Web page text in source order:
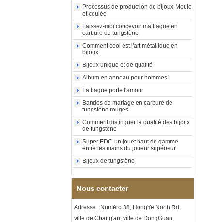
d'opale bleue écrasée avec
bande de malachite
synthétique, alliance pour
hommes, gravure laser
intérieure personnalisée,
approvisionnement en vrac
OEM ODM, vente en gros
d'usin
Bague en carbure de
tungstène avec chevalière
carrée polie noire,
motif croisé en coquille
d'ormeau, bague de
déclaration religieuse pour
hommes, gravure intérieure
approvisionnement en vrac
OEM ODM, vente en
Bague en carbure de
tungstène plaqué or rose de
8 mm, corde de guitare rouge
et incrustation d'opale
écrasée, alliance pour
hommes sur le thème de la
musique, gravure laser
intérieure personnalisée,
Processus de production de bijoux-Moule
et coulée
Laissez-moi concevoir ma bague en
carbure de tungstène.
Comment cool est l'art métallique en
bijoux
Bijoux unique et de qualité
Album en anneau pour hommes!
La bague porte l'amour
Bandes de mariage en carbure de
tungstène rouges
Comment distinguer la qualité des bijoux
de tungstène
Super EDC-un jouet haut de gamme
entre les mains du joueur supérieur
Bijoux de tungstène
Nous contacter
Adresse : Numéro 38, HongYe North Rd,
ville de Chang'an, ville de DongGuan,